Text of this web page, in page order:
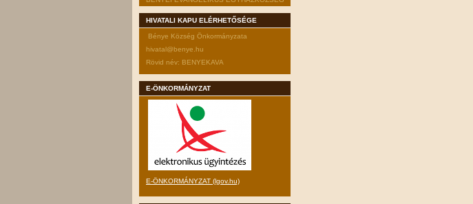
HIVATALI KAPU ELÉRHETŐSÉGE
Bénye Község Önkormányzata
hivatal@benye.hu
Rövid név: BENYEKAVA
E-ÖNKORMÁNYZAT
E-ÖNKORMÁNYZAT (lgov.hu)